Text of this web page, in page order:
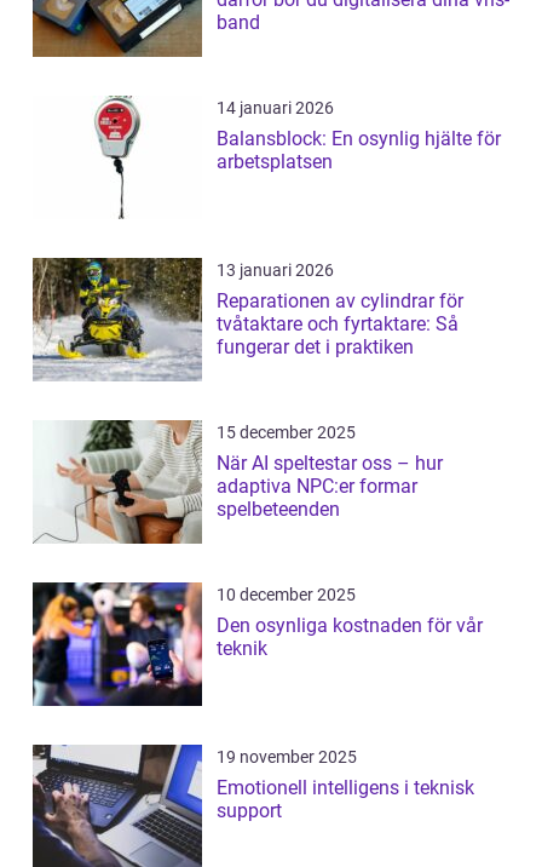
band
14 januari 2026
Balansblock: En osynlig hjälte för
arbetsplatsen
13 januari 2026
Reparationen av cylindrar för
tvåtaktare och fyrtaktare: Så
fungerar det i praktiken
15 december 2025
När AI speltestar oss – hur
adaptiva NPC:er formar
spelbeteenden
10 december 2025
Den osynliga kostnaden för vår
teknik
19 november 2025
Emotionell intelligens i teknisk
support